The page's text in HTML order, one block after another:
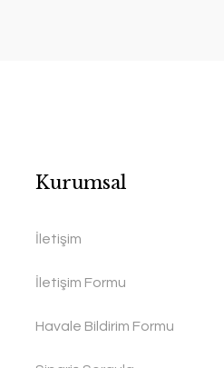
Kurumsal
İletişim
İletişim Formu
Havale Bildirim Formu